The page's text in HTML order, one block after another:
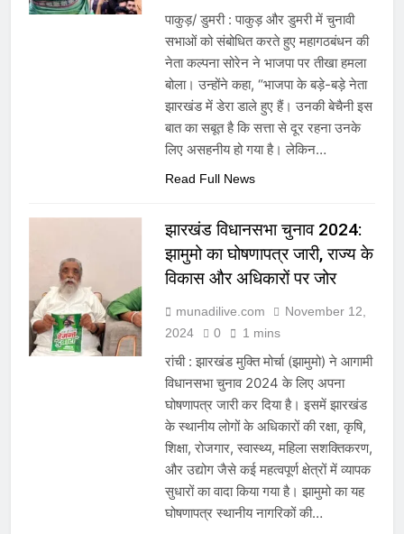
पाकुड़/ डुमरी : पाकुड़ और डुमरी में चुनावी
सभाओं को संबोधित करते हुए महागठबंधन की
नेता कल्पना सोरेन ने भाजपा पर तीखा हमला
बोला। उन्होंने कहा, “भाजपा के बड़े-बड़े नेता
झारखंड में डेरा डाले हुए हैं। उनकी बेचैनी इस
बात का सबूत है कि सत्ता से दूर रहना उनके
लिए असहनीय हो गया है। लेकिन…
Read Full News
झारखंड विधानसभा चुनाव 2024:
झामुमो का घोषणापत्र जारी, राज्य के
विकास और अधिकारों पर जोर
munadilive.com
November 12,
2024
0 1 mins
रांची : झारखंड मुक्ति मोर्चा (झामुमो) ने आगामी
विधानसभा चुनाव 2024 के लिए अपना
घोषणापत्र जारी कर दिया है। इसमें झारखंड
के स्थानीय लोगों के अधिकारों की रक्षा, कृषि,
शिक्षा, रोजगार, स्वास्थ्य, महिला सशक्तिकरण,
और उद्योग जैसे कई महत्वपूर्ण क्षेत्रों में व्यापक
सुधारों का वादा किया गया है। झामुमो का यह
घोषणापत्र स्थानीय नागरिकों की…